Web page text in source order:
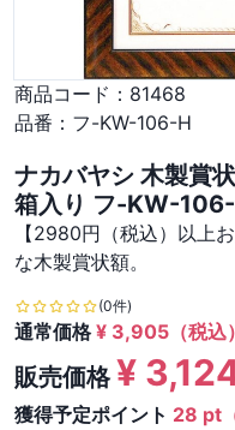
商品コード： 81468
品番： フ-KW-106-H
ナカバヤシ 木製賞
箱入り フ-KW-
【2980円（税込）以上
な木製賞状額。
(0件)
通常価格¥ 3,905 （税込）
販売価格¥
獲得予定ポイント 28 pt